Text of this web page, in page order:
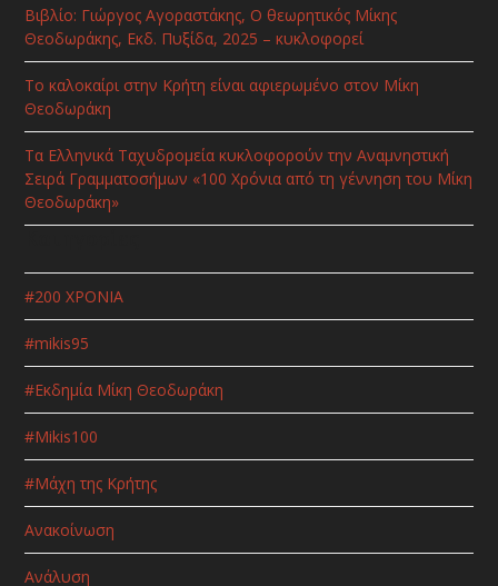
Βιβλίο: Γιώργος Αγοραστάκης, Ο θεωρητικός Μίκης
Θεοδωράκης, Εκδ. Πυξίδα, 2025 – κυκλοφορεί
Το καλοκαίρι στην Κρήτη είναι αφιερωμένο στον Μίκη
Θεοδωράκη
Τα Ελληνικά Ταχυδρομεία κυκλοφορούν την Αναμνηστική
Σειρά Γραμματοσήμων «100 Χρόνια από τη γέννηση του Μίκη
Θεοδωράκη»
#200 ΧΡΟΝΙΑ
#mikis95
#Εκδημία Μίκη Θεοδωράκη
#Μikis100
#Μάχη της Κρήτης
Ανακοίνωση
Ανάλυση